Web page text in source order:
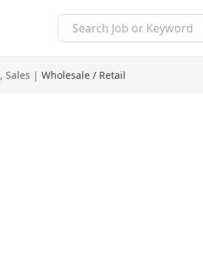
, Sales | Wholesale / Retail